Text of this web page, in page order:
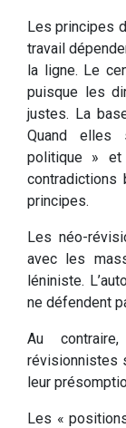
Les principes
travail
la ligne. Le
puisque les
justes. La
Quand elles
politique »
contradictions
principes.
Les néo-
avec les
léniniste.
ne défendent
Au
révisionnistes
leur
Les «